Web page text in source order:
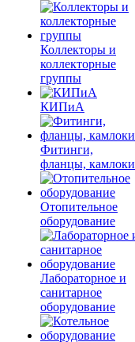
Коллекторы и
коллекторные
группы
КИПиА
Фитинги,
фланцы, камлоки
Отопительное
оборудование
Лабораторное и
санитарное
оборудование